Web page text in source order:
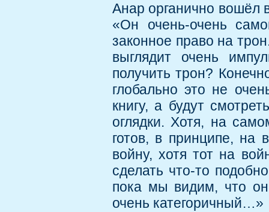
Анар органично вошёл
«Он очень-очень
законное право на
выглядит очень
получить трон?
глобально это не
книгу, а будут
оглядки. Хотя, на
готов, в принципе, на
войну, хотя тот на
сделать что-то
пока мы видим, что
очень категоричный…»